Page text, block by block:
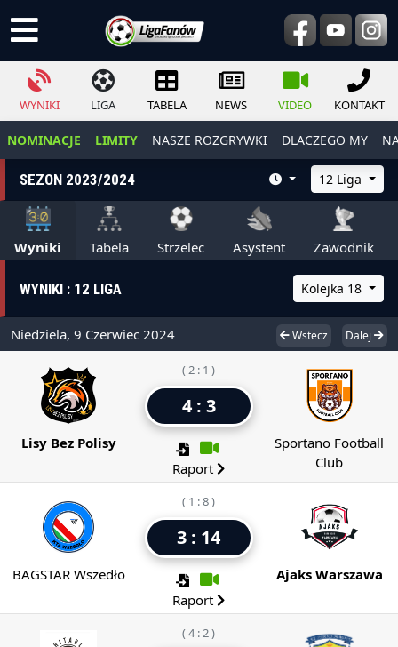
WYNIKI LIGA TABELA NEWS VIDEO KONTAKT
NOMINACJE LIMITY NASZE ROZGRYWKI DLACZEGO MY
SEZON 2023/2024 12 Liga
Wyniki Tabela Strzelec Asystent Zawodnik
WYNIKI : 12 LIGA Kolejka 18
Niedziela, 9 Czerwiec 2024 Wstecz Dalej
Lisy Bez Polisy
( 2 : 1 )
4 : 3
Raport
Sportano Football
Club
BAGSTAR Wszedło
( 1 : 8 )
3 : 14
Raport
Ajaks Warszawa
( 4 : 2 )